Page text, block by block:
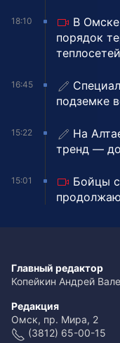
18:10
В
порядок
теплосетей
16:45
подземке
15:22
На
тренд —
15:01
Бойцы
Главный редактор
Копейкин Андрей
Редакция
Омск, пр. Мира, 2
(3812) 65-00-15